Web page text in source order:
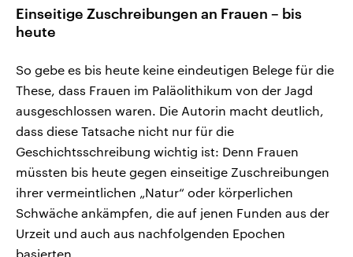
Einseitige Zuschreibungen an Frauen – bis
heute
So gebe es bis heute keine eindeutigen Belege für die
These, dass Frauen im Paläolithikum von der Jagd
ausgeschlossen waren. Die Autorin macht deutlich,
dass diese Tatsache nicht nur für die
Geschichtsschreibung wichtig ist: Denn Frauen
müssten bis heute gegen einseitige Zuschreibungen
ihrer vermeintlichen „Natur“ oder körperlichen
Schwäche ankämpfen, die auf jenen Funden aus der
Urzeit und auch aus nachfolgenden Epochen
basierten.